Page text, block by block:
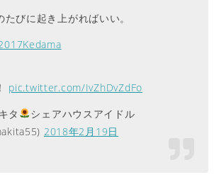
びに起き上がればいい。
pic.twitter.com/IvZhDvZdFo
タ
シェアハウスアイドル
2018年2月19日